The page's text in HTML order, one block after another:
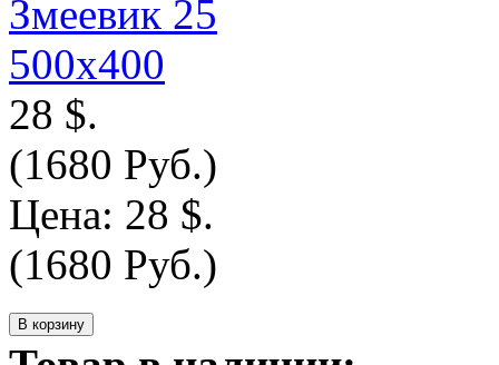
28 $.
(1680 Руб.)
Цена: 28 $.
(1680 Руб.)